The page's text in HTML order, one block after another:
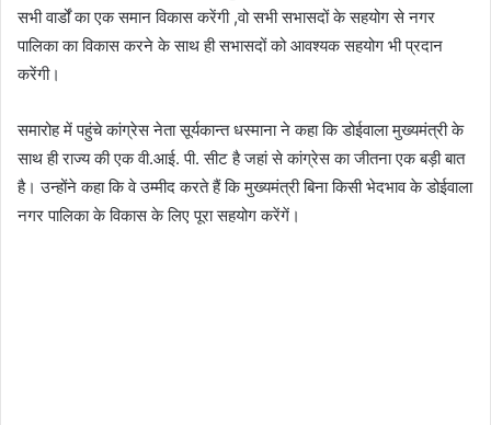
सभी वार्डों का एक समान विकास करेंगी ,वो सभी सभासदों के सहयोग से नगर
पालिका का विकास करने के साथ ही सभासदों को आवश्यक सहयोग भी प्रदान
करेंगी।
समारोह में पहुंचे कांग्रेस नेता सूर्यकान्त धस्माना ने कहा कि डोईवाला मुख्यमंत्री के
साथ ही राज्य की एक वी.आई. पी. सीट है जहां से कांग्रेस का जीतना एक बड़ी बात
है। उन्होंने कहा कि वे उम्मीद करते हैं कि मुख्यमंत्री बिना किसी भेदभाव के डोईवाला
नगर पालिका के विकास के लिए पूरा सहयोग करेंगें।